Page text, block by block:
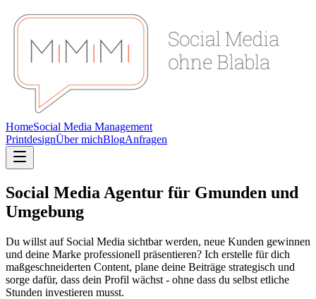
HomeSocial Media Management
PrintdesignÜber michBlogAnfragen
Social Media Agentur für Gmunden und
Umgebung
Du willst auf Social Media sichtbar werden, neue Kunden gewinnen
und deine Marke professionell präsentieren? Ich erstelle für dich
maßgeschneiderten Content, plane deine Beiträge strategisch und
sorge dafür, dass dein Profil wächst - ohne dass du selbst etliche
Stunden investieren musst.